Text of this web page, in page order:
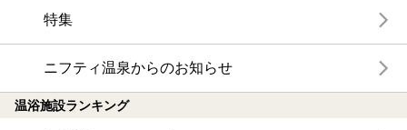
特集
ニフティ温泉からのお知らせ
温浴施設ランキング